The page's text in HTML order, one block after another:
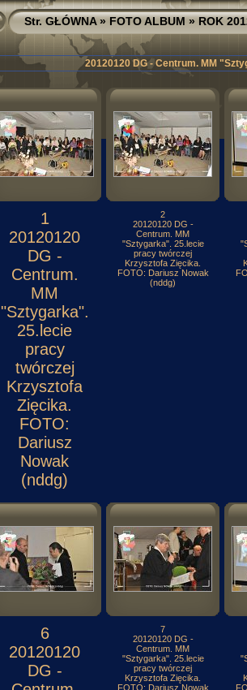
Str. GŁÓWNA»FOTO ALBUM»ROK
20120120 DG - Centrum. MM
1
20120120
DG -
Centrum.
MM
"Sztygarka".
25.lecie
pracy
twórczej
Krzysztofa
Zięcika.
FOTO:
Dariusz
Nowak
(nddg)
2
20120120 DG -
Centrum. MM
"Sztygarka". 25.lecie
pracy twórczej
Krzysztofa Zięcika.
FOTO: Dariusz Nowak
(nddg)
6
20120120
DG -
7
20120120 DG -
Centrum. MM
"Sztygarka". 25.lecie
pracy twórczej
Krzysztofa Zięcika.
FOTO: Dariusz Nowak